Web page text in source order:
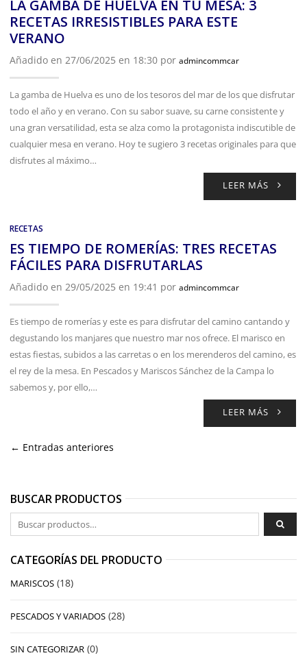
LA GAMBA DE HUELVA EN TU MESA: 3
RECETAS IRRESISTIBLES PARA ESTE
VERANO
Añadido en 27/06/2025 en 18:30 por admincommcar
La gamba de Huelva es uno de los tesoros del mar de los que disfrutar
todo el año y en verano. Con su sabor suave, su carne consistente y
una gran versatilidad, esta se alza como la protagonista indiscutible de
cualquier mesa en verano. Hoy te sugiero 3 recetas originales para que
disfrutes al máximo…
LEER MÁS
RECETAS
ES TIEMPO DE ROMERÍAS: TRES RECETAS
FÁCILES PARA DISFRUTARLAS
Añadido en 29/05/2025 en 19:41 por admincommcar
Es tiempo de romerías y este es para disfrutar del camino cantando y
degustando los manjares que nuestro mar nos ofrece. El marisco en
estas fiestas, subidos a las carretas o en los merenderos del camino, es
el rey de la mesa. En Pescados y Mariscos Sánchez de la Campa lo
sabemos y, por ello,…
LEER MÁS
← Entradas anteriores
BUSCAR PRODUCTOS
CATEGORÍAS DEL PRODUCTO
MARISCOS (18)
PESCADOS Y VARIADOS (28)
SIN CATEGORIZAR (0)